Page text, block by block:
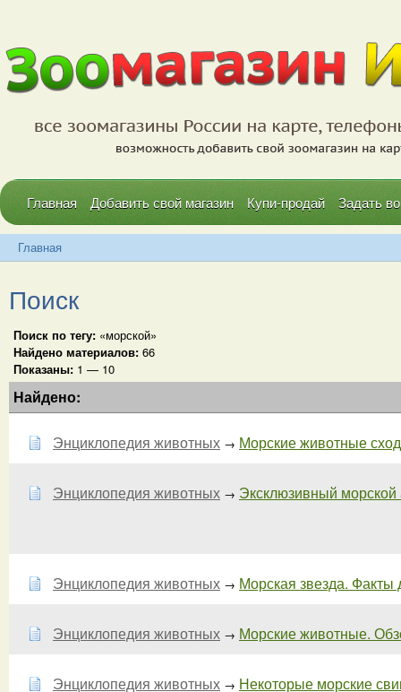
Главная Добавить свой магазин Купи-продай Задать
Главная
Поиск
Поиск по тегу: «морской»
Найдено материалов: 66
Показаны: 1 — 10
Найдено:
Энциклопедия животных → Морские животные
Энциклопедия животных → Эксклюзивный
Энциклопедия животных → Морская звезда. Факты
Энциклопедия животных → Морские животные.
Энциклопедия животных → Некоторые морские